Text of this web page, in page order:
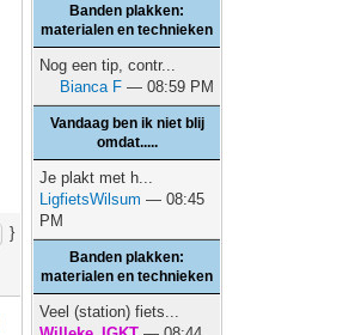
}
Banden plakken:
materialen en technieken
Nog een tip, contr...
Bianca F — 08:59 PM
Vandaag ben ik niet blij
omdat.....
Je plakt met h...
LigfietsWilsum — 08:45
PM
Banden plakken:
materialen en technieken
Veel (station) fiets...